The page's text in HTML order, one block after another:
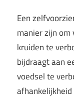
Een
manier zijn om
kruiden te
bijdraagt aan
voedsel te